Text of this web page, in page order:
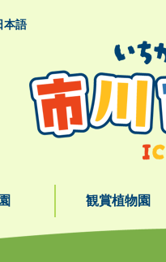
本語
観賞植物園